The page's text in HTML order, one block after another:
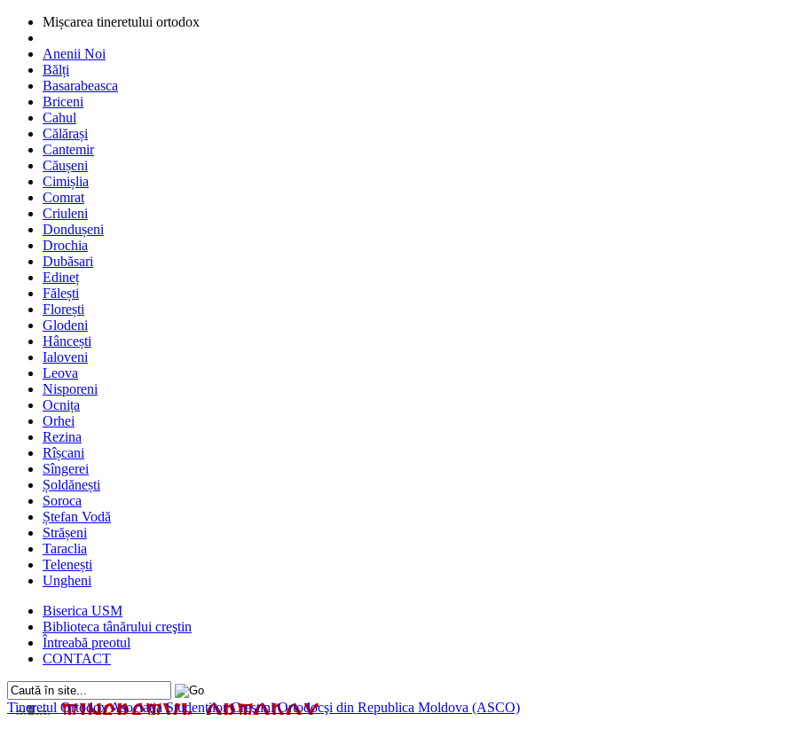
Mișcarea tineretului ortodox
Anenii Noi
Bălți
Basarabeasca
Briceni
Cahul
Călărași
Cantemir
Căușeni
Cimișlia
Comrat
Criuleni
Dondușeni
Drochia
Dubăsari
Edineț
Fălești
Florești
Glodeni
Hâncești
Ialoveni
Leova
Nisporeni
Ocnița
Orhei
Rezina
Rîșcani
Sîngerei
Șoldănești
Soroca
Ștefan Vodă
Strășeni
Taraclia
Telenești
Ungheni
Biserica USM
Biblioteca tânărului creştin
Întreabă preotul
CONTACT
Tineretul OrtodoxAsociaţia Studenţilor Creştini Ortodocşi din Republica Moldova (ASCO)